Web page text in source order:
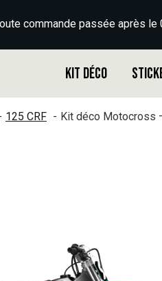
commande passée après
Kit déco
125 CRF Kit déco Motocross